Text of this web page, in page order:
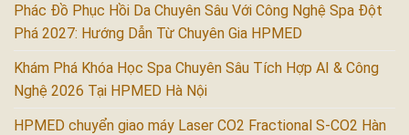
Phác Đồ Phục Hồi Da Chuyên Sâu Với Công Nghệ Spa Đột
Phá 2027: Hướng Dẫn Từ Chuyên Gia HPMED
Khám Phá Khóa Học Spa Chuyên Sâu Tích Hợp AI & Công
Nghệ 2026 Tại HPMED Hà Nội
HPMED chuyển giao máy Laser CO2 Fractional S-CO2 Hàn